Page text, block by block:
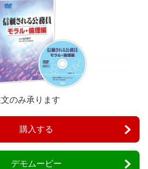
のみ承ります
購入する
デモムービー